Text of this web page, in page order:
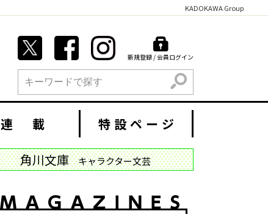
KADOKAWA Group
新規登録 / 会員ログイン
検索
連 載 特設ページ
角川文庫 キャラクター文芸